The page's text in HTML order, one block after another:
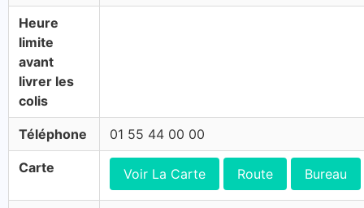
Heure
limite
avant
livrer les
colis
Téléphone 01 55 44 00 00
Carte Voir La Carte Route Bureau